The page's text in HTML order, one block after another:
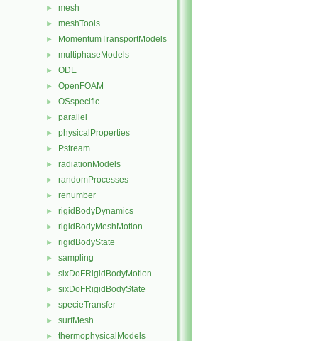
► mesh
► meshTools
► MomentumTransportModels
► multiphaseModels
► ODE
► OpenFOAM
► OSspecific
► parallel
► physicalProperties
► Pstream
► radiationModels
► randomProcesses
► renumber
► rigidBodyDynamics
► rigidBodyMeshMotion
► rigidBodyState
► sampling
► sixDoFRigidBodyMotion
► sixDoFRigidBodyState
► specieTransfer
► surfMesh
► thermophysicalModels